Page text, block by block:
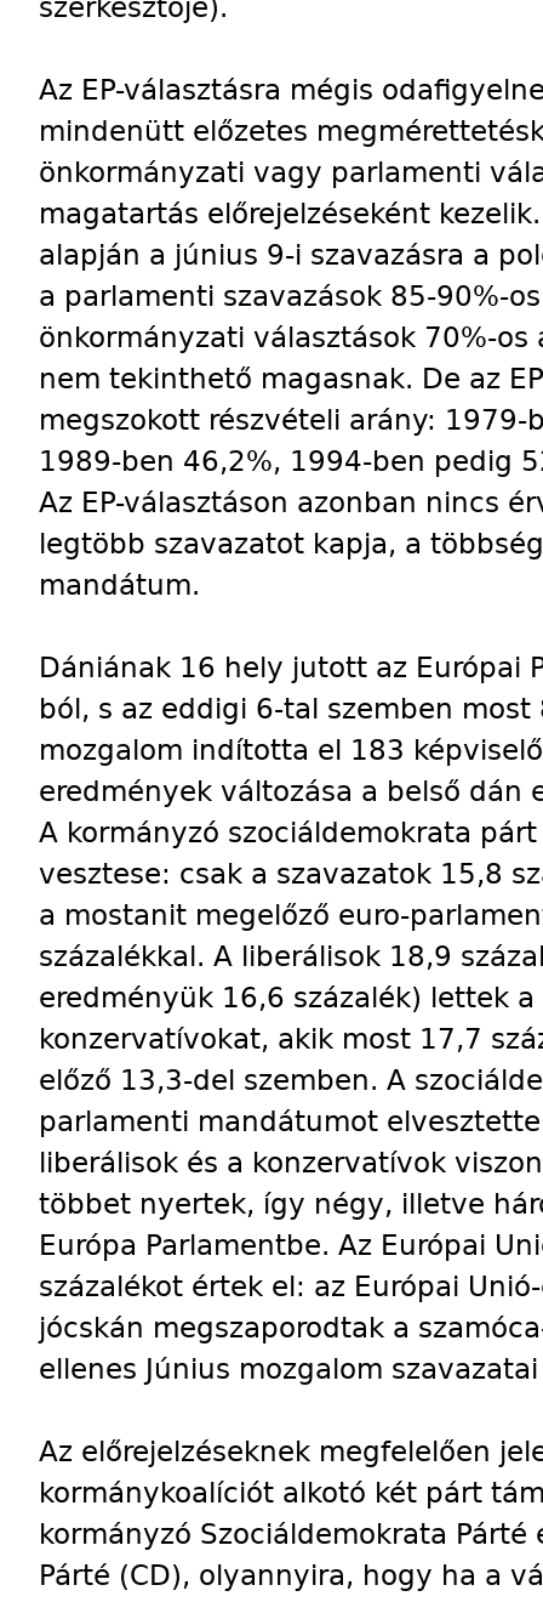
Az EP-választásra mégis
mindenütt előzetes
önkormányzati vagy parlamenti
magatartás előrejelzéseként
alapján a június 9-i szavazásra a
a parlamenti szavazások 85-90%-
önkormányzati választások 70%-
nem tekinthető magasnak. De az
megszokott részvételi arány:
1989-ben 46,2%, 1994-ben pedig
Az EP-választáson azonban nincs
legtöbb szavazatot kapja, a
mandátum.
Dániának 16 hely jutott az Európai
ból, s az eddigi 6-tal szemben
mozgalom indította el 183
eredmények változása a belső dán
A kormányzó szociáldemokrata
vesztese: csak a szavazatok 15,8
a mostanit megelőző euro-
százalékkal. A liberálisok 18,9
eredményük 16,6 százalék) lettek
konzervatívokat, akik most 17,7
előző 13,3-del szemben. A
parlamenti mandátumot
liberálisok és a konzervatívok
többet nyertek, így négy, illetve
Európa Parlamentbe. Az Európai
százalékot értek el: az Európai
jócskán megszaporodtak a
ellenes Június mozgalom
Az előrejelzéseknek megfelelően
kormánykoalíciót alkotó két párt
kormányzó Szociáldemokrata
Párté (CD), olyannyira, hogy ha a